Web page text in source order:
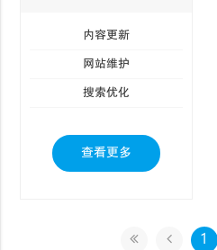
内容更新
网站维护
搜索优化
查看更多
1